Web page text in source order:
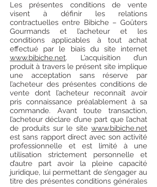
Les présentes conditions de vente
visent à définir les relations
contractuelles entre Bibiche – Goûters
Gourmands et l’acheteur et les
conditions applicables à tout achat
effectué par le biais du site internet
www.bibiche.net. L’acquisition d’un
produit à travers le présent site implique
une acceptation sans réserve par
l’acheteur des présentes conditions de
vente dont l’acheteur reconnaît avoir
pris connaissance préalablement à sa
commande. Avant toute transaction,
l’acheteur déclare d’une part que l’achat
de produits sur le site www.bibiche.net
est sans rapport direct avec son activité
professionnelle et est limité à une
utilisation strictement personnelle et
d’autre part avoir la pleine capacité
juridique, lui permettant de s’engager au
titre des présentes conditions générales